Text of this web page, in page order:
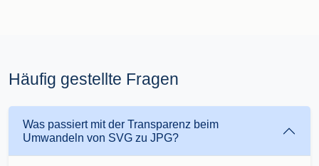
Häufig gestellte Fragen
Was passiert mit der Transparenz beim
Umwandeln von SVG zu JPG?